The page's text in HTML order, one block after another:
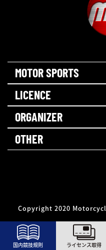
国内競技規則 ライセンス取得
MOTOR SPORTS
LICENCE
ORGANIZER
OTHER
Copyright 2020